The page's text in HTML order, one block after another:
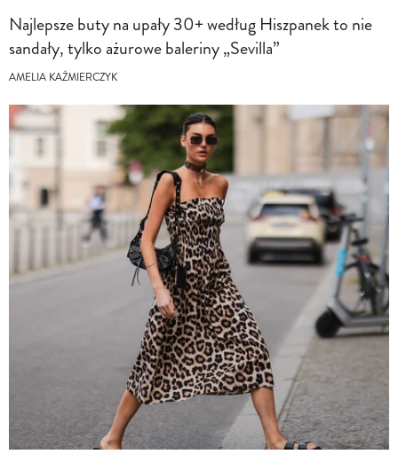
Najlepsze buty na upały 30+ według Hiszpanek to nie
sandały, tylko ażurowe baleriny „Sevilla”
AMELIA KAŹMIERCZYK